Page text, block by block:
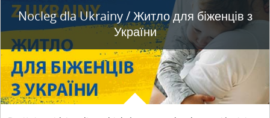
Nocleg dla Ukrainy / Житло для бiженцiв з
України